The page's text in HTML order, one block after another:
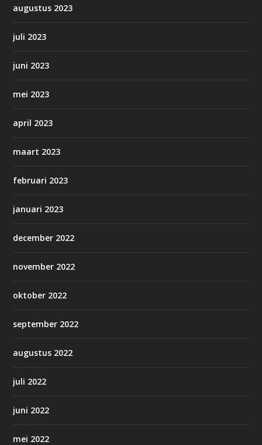
augustus 2023
juli 2023
juni 2023
mei 2023
april 2023
maart 2023
februari 2023
januari 2023
december 2022
november 2022
oktober 2022
september 2022
augustus 2022
juli 2022
juni 2022
mei 2022